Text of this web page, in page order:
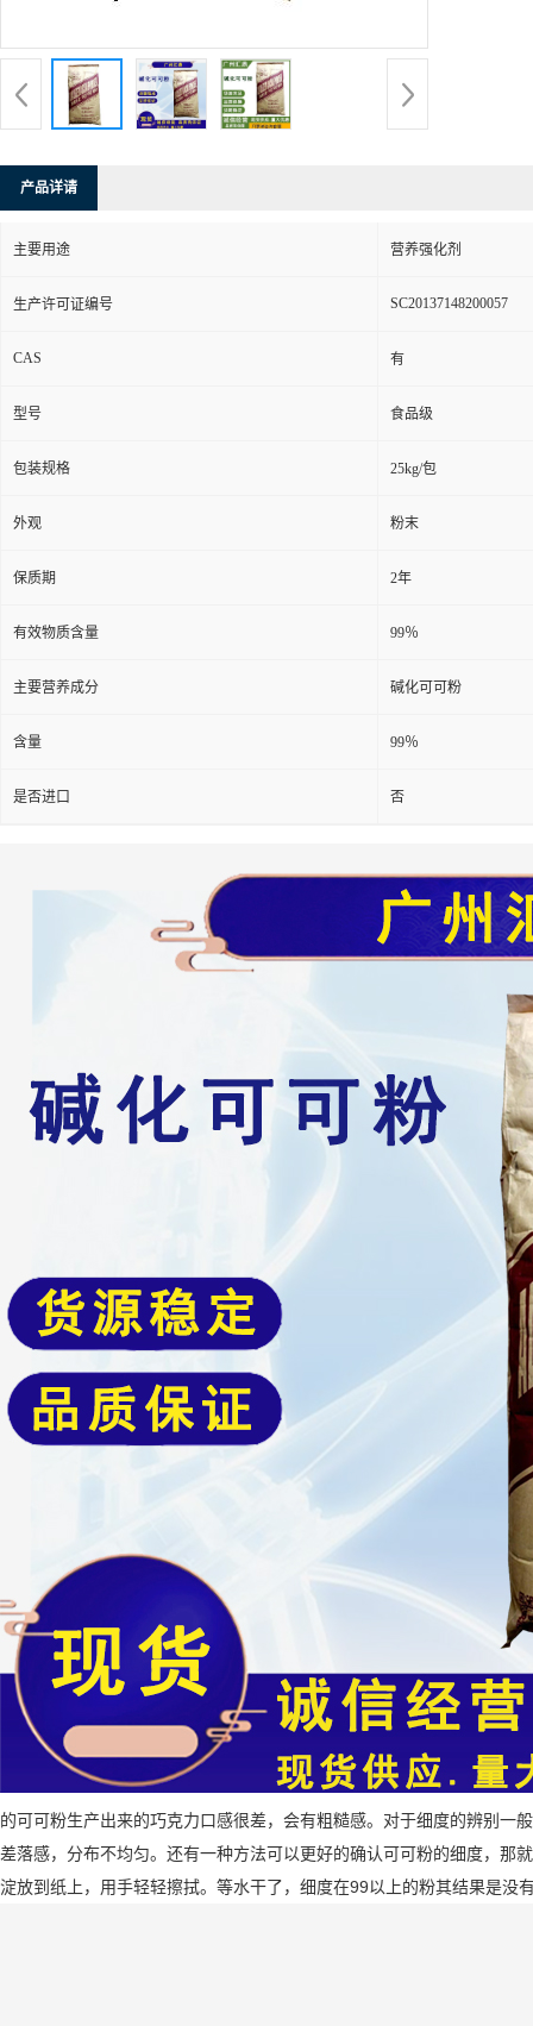
产品详请
主要用途 营养强化剂
生产许可证编号 SC20137148200057
CAS 有
型号 食品级
包装规格 25kg/包
外观 粉末
保质期 2年
有效物质含量 99％
主要营养成分 碱化可可粉
含量 99％
是否进口 否
的可可粉生产出来的巧克力口感很差，会有粗糙感。对于细度的辨别一
差落感，分布不均匀。还有一种方法可以更好的确认可可粉的细度，那
淀放到纸上，用手轻轻擦拭。等水干了，细度在99以上的粉其结果是